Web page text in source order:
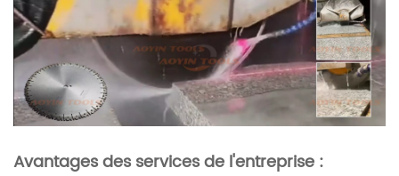
Avantages des services de l'entreprise :